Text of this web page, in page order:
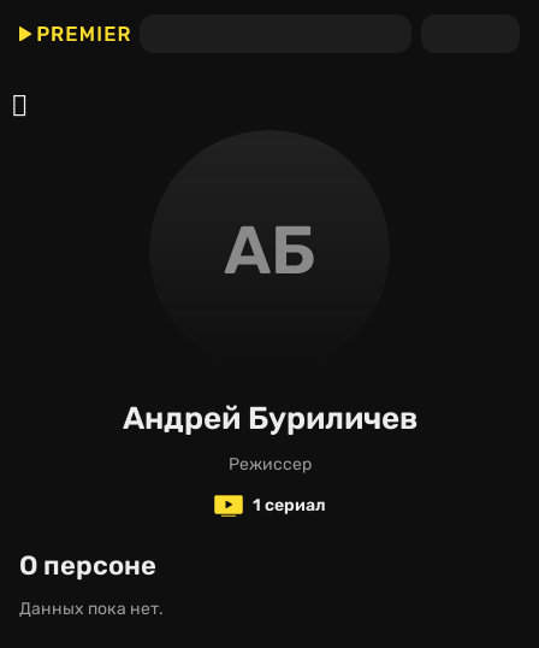
АБ
Андрей Буриличев
режиссер
1 сериал
О персоне
Данных пока нет.